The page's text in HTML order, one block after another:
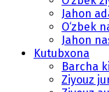
Jahon
O‘zbek
Jahon
Kutubxona
Barcha
Ziyouz